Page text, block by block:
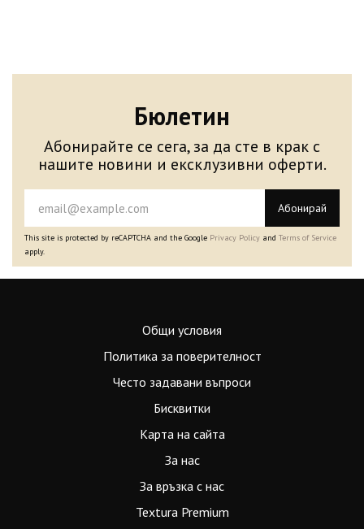
Бюлетин
Абонирайте се сега, за да сте в крак с
нашите новини и ексклузивни оферти.
Абонирай
This site is protected by reCAPTCHA and the Google Privacy Policy and Terms of Service
apply.
Общи условия
Политика за поверителност
Често задавани въпроси
Бисквитки
Карта на сайта
За нас
За връзка с нас
Textura Premium